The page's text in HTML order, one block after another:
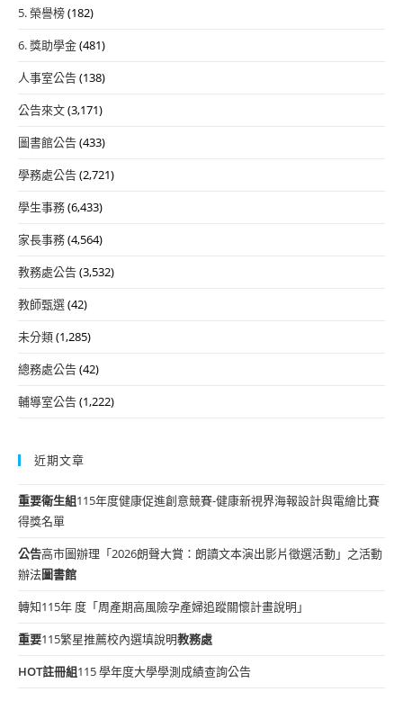
5. 榮譽榜(182)
6. 獎助學金(481)
人事室公告(138)
公告來文(3,171)
圖書館公告(433)
學務處公告(2,721)
學生事務(6,433)
家長事務(4,564)
教務處公告(3,532)
教師甄選(42)
未分類(1,285)
總務處公告(42)
輔導室公告(1,222)
近期文章
重要衛生組115年度健康促進創意競賽-健康新視界海報設計與電繪比賽
得獎名單
公告高市圖辦理「2026朗聲大賞：朗讀文本演出影片徵選活動」之活動
辦法圖書館
轉知115年 度「周產期高風險孕產婦追蹤關懷計畫說明」
重要115繁星推薦校內選填說明教務處
HOT註冊組115 學年度大學學測成績查詢公告